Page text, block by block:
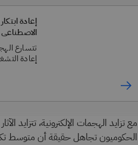
إعادة
تتسارع
إعادة
مع تزايد الهجمات الإلكترونية، تتزايد
الحكوميون تجاهل حقيقة أن متوسط